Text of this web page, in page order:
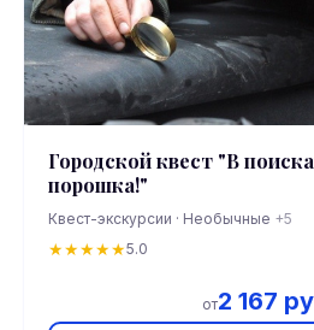
Городской квест "В
порошка!"
Квест-экскурсии · Необычные +5
★★★★★5.0
от2 167